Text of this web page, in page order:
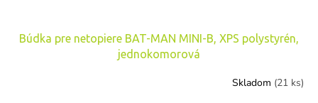
Búdka pre netopiere BAT-MAN MINI-B, XPS polystyrén,
jednokomorová
Skladom (21 ks)